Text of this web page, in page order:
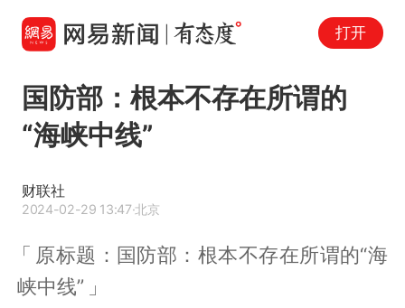
打开
国防部：根本不存在所谓的
“海峡中线”
财联社
2024-02-29 13:47·北京
原标题：国防部：根本不存在所谓的“海
峡中线”